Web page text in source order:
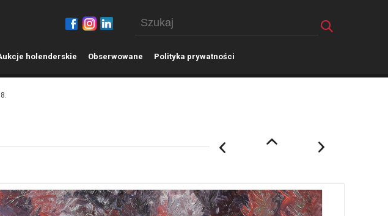
ukcje holenderskie Obserwowane Polityka prywatności